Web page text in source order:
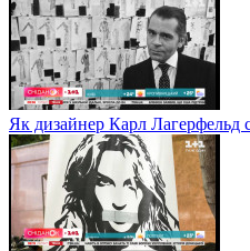
Як дизайнер Карл Лагерфельд